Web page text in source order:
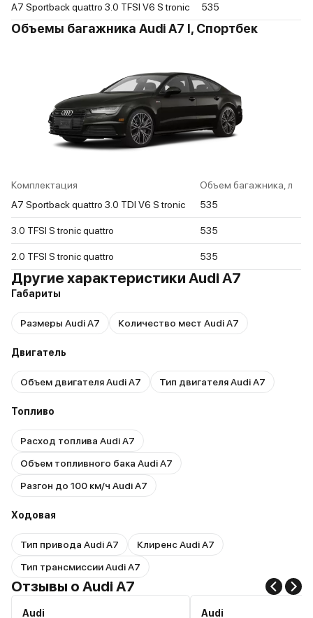
A7 Sportback quattro 3.0 TFSI V6 S tronic 535
Объемы багажника Audi A7 I, Спортбек
Комплектация
Объем багажника, л
A7 Sportback quattro 3.0 TDI V6 S tronic
535
3.0 TFSI S tronic quattro 535
2.0 TFSI S tronic quattro 535
Другие характеристики Audi A7
Габариты
Размеры Audi A7 Количество мест Audi A7
Двигатель
Объем двигателя Audi A7 Тип двигателя Audi A7
Топливо
Расход топлива Audi A7
Объем топливного бака Audi A7
Разгон до 100 км/ч Audi A7
Ходовая
Тип привода Audi A7
Клиренс Audi A7
Тип трансмиссии Audi A7
Отзывы о Audi A7
Audi Audi